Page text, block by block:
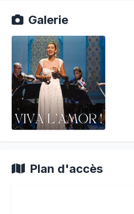
Galerie
Plan d'accès